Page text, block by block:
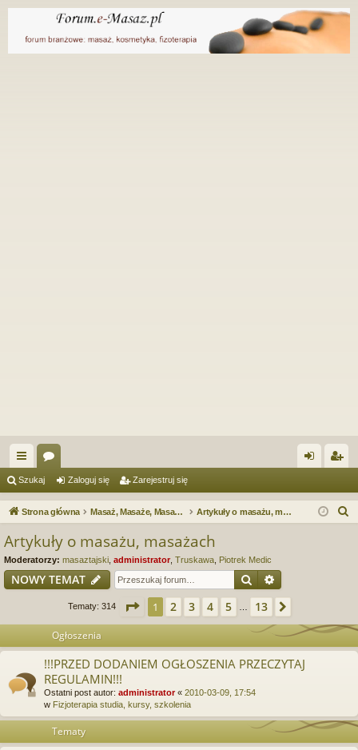
ię
ce
or
a og ej
ę
Szukaj Zaloguj się Zarejestruj się
Strona główna Masaż, Masaże, Masażyści. Forum serwisu e-Masaz.pl Artykuły o masażu, masażach
Artykuły o masażu, masażach
Moderatorzy: masaztajski administrator Truskawa Piotrek Medic
NOWY TEMAT SzukajWyszukiwanie
Tematy: 314 Strona z 13
1 2 3 4 5 13
Ogłoszenia
!!!PRZED DODANIEM OGŁOSZENIA PRZECZYTAJ
REGULAMIN!!!
Ostatni post autor: administrator« 2010-03-09, 17:54
w Fizjoterapia studia, kursy, szkolenia
Tematy